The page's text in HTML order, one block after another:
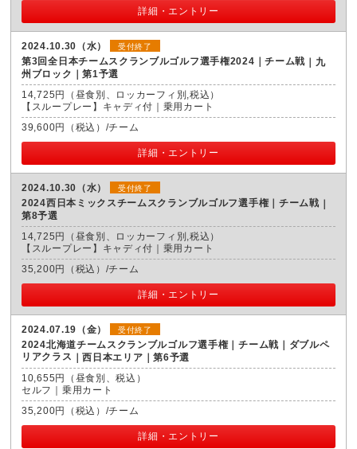
詳細・エントリー
2024.10.30（水） 受付終了
第3回全日本チームスクランブルゴルフ選手権2024｜チーム戦
九
州ブロック｜第1予選
14,725円（昼食別、ロッカーフィ別,税込）
【スループレー】キャディ付｜乗用カート
39,600円（税込）/チーム
詳細・エントリー
2024.10.30（水） 受付終了
2024西日本ミックスチームスクランブルゴルフ選手権｜チーム戦
第8予選
14,725円（昼食別、ロッカーフィ別,税込）
【スループレー】キャディ付｜乗用カート
35,200円（税込）/チーム
詳細・エントリー
2024.07.19（金） 受付終了
2024北海道チームスクランブルゴルフ選手権｜チーム戦｜ダブルペ
リアクラス
西日本エリア｜第6予選
10,655円（昼食別、税込）
セルフ｜乗用カート
35,200円（税込）/チーム
詳細・エントリー